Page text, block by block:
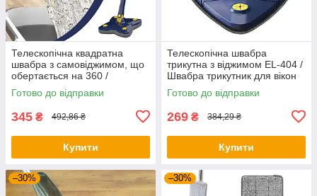
Телескопічна квадратна
швабра з самовіджимом, що
обертається на 360 /
Швабра-ледарка для підлоги
з віджимом
Готово до відправки
345 ₴ 492,86 ₴
Купити
Телескопічна швабра
трикутна з віджимом EL-404 /
Швабра трикутник для вікон
та підлоги
Готово до відправки
269 ₴ 384,29 ₴
Купити
–30% –30%